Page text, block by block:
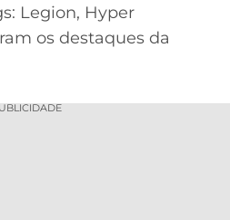
Legion, Hyper
os destaques da